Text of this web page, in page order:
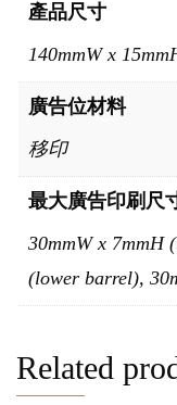
產品尺寸
140mmW x
廣告位材料
移印
最大廣告印刷尺
30mmW x 7mmH
(lower barrel),
Related